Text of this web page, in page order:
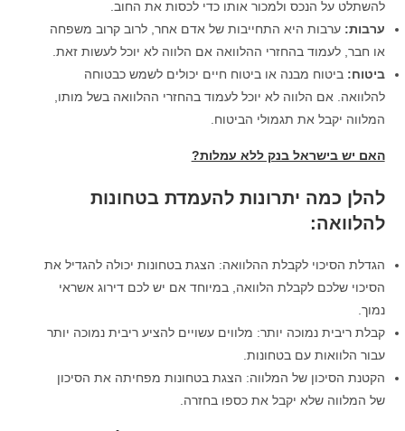
להשתלט על הנכס ולמכור אותו כדי לכסות את החוב.
ערבות: ערבות היא התחייבות של אדם אחר, לרוב קרוב משפחה
או חבר, לעמוד בהחזרי ההלוואה אם הלווה לא יוכל לעשות זאת.
ביטוח: ביטוח מבנה או ביטוח חיים יכולים לשמש כבטוחה
להלוואה. אם הלווה לא יוכל לעמוד בהחזרי ההלוואה בשל מותו,
המלווה יקבל את תגמולי הביטוח.
האם יש בישראל בנק ללא עמלות?
להלן כמה יתרונות להעמדת בטחונות
להלוואה:
הגדלת הסיכוי לקבלת ההלוואה: הצגת בטחונות יכולה להגדיל את
הסיכוי שלכם לקבלת הלוואה, במיוחד אם יש לכם דירוג אשראי
נמוך.
קבלת ריבית נמוכה יותר: מלווים עשויים להציע ריבית נמוכה יותר
עבור הלוואות עם בטחונות.
הקטנת הסיכון של המלווה: הצגת בטחונות מפחיתה את הסיכון
של המלווה שלא יקבל את כספו בחזרה.